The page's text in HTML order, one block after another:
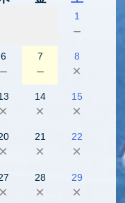
1
－
6
－
7
－
8
×
×
14
×
15
×
×
21
×
22
×
×
28
×
29
×